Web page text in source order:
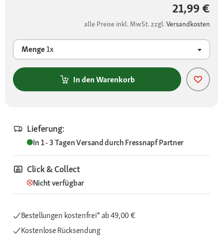
21,99 €
alle Preise inkl. MwSt. zzgl.Versandkosten
Menge1x
In den Warenkorb
Lieferung:
In 1 - 3 TagenVersand durchFressnapf Partner
Click & Collect
Nicht verfügbar
Bestellungen kostenfrei*ab 49,00 €
Kostenlose Rücksendung